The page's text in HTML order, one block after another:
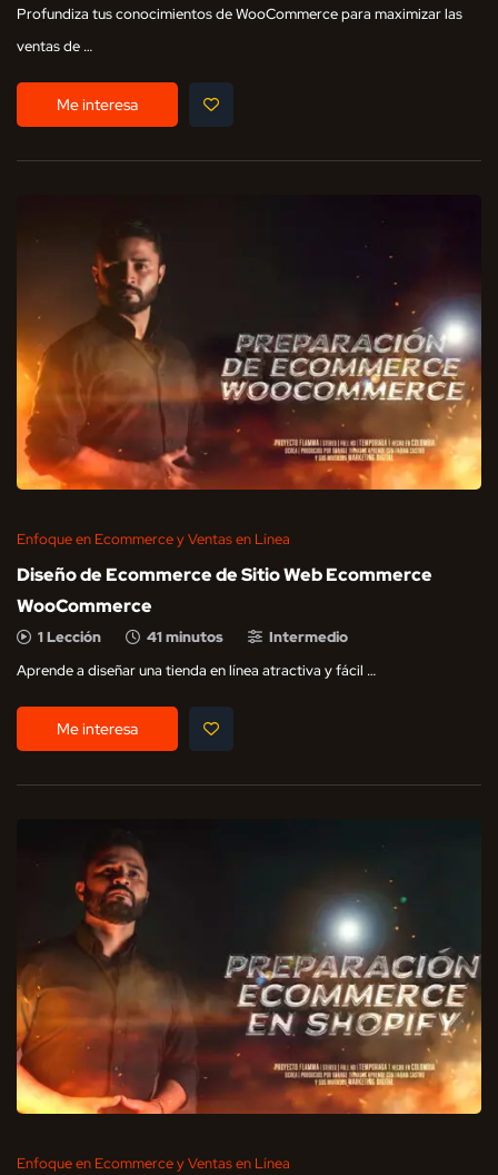
Profundiza tus conocimientos de WooCommerce para maximizar las
ventas de …
Me interesa
Enfoque en Ecommerce y Ventas en Línea
Diseño de Ecommerce de Sitio Web Ecommerce
WooCommerce
1 Lección 41 minutos
Intermedio
Aprende a diseñar una tienda en línea atractiva y fácil …
Me interesa
Enfoque en Ecommerce y Ventas en Línea